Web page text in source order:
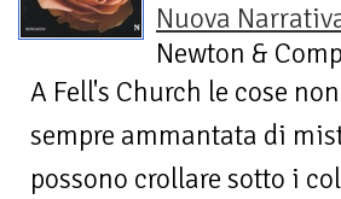
Nuova
Newton &
A Fell's Church le cose
sempre ammantata di
possono crollare sotto i